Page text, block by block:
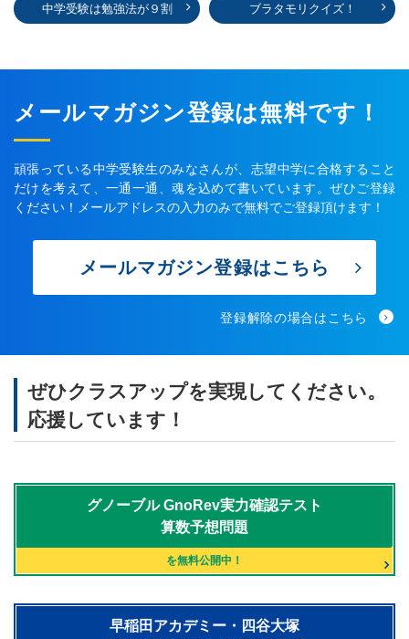
中学受験は勉強法が９割 ブラタモリクイズ！
メールマガジン登録は無料です！
頑張っている中学受験生のみなさんが、志望中学に合格すること
だけを考えて、一通一通、魂を込めて書いています。ぜひご登録
ください！メールアドレスの入力のみで無料でご登録頂けます！
メールマガジン登録はこちら
登録解除の場合はこちら
ぜひクラスアップを実現してください。
応援しています！
グノーブルGnoRev実力確認テスト
算数予想問題
を無料公開中！
早稲田アカデミー・四谷大塚